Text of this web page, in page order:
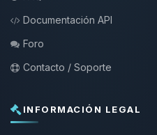
Documentación API
Foro
Contacto / Soporte
INFORMACIÓN LEGAL